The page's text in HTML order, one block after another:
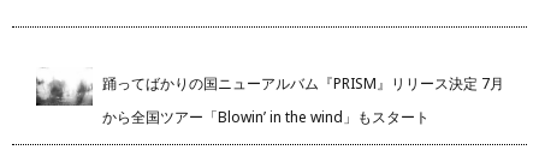
踊ってばかりの国ニューアルバム『PRISM』リリース決定 7月
から全国ツアー「Blowin’ in the wind」もスタート